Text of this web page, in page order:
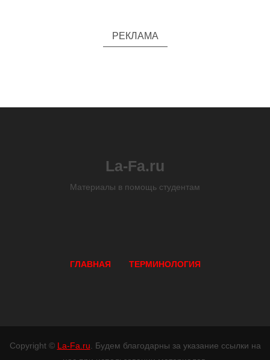
РЕКЛАМА
La-Fa.ru
Материалы в помощь студентам
ГЛАВНАЯ ТЕРМИНОЛОГИЯ
Copyright © La-Fa.ru . Будем благодарны за указание ссылки на